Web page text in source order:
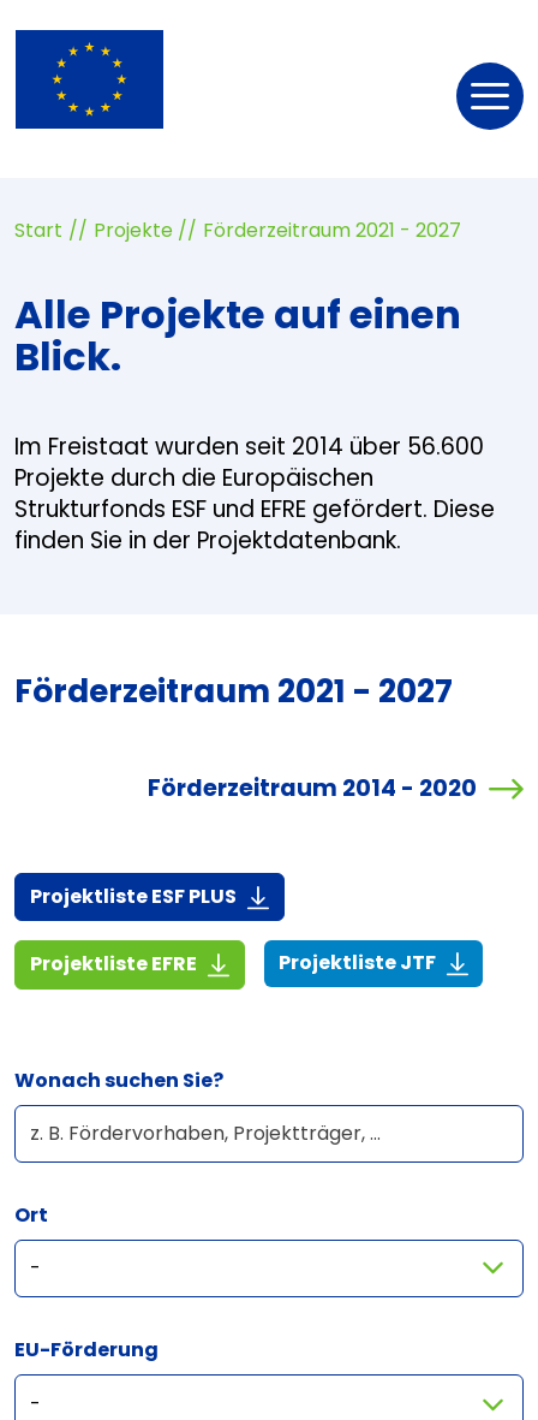
Start Projekte Förderzeitraum 2021 - 2027
Alle Projekte auf einen
Blick.
Im Freistaat wurden seit 2014 über 56.600
Projekte durch die Europäischen
Strukturfonds ESF und EFRE gefördert. Diese
finden Sie in der Projektdatenbank.
Förderzeitraum 2021 - 2027
Förderzeitraum 2014 - 2020
Projektliste ESF PLUS (916,7 KiB)
Projektliste EFRE (1,4 MiB)Projektliste JTF(268,6
Wonach suchen Sie?
Ort
EU-Förderung